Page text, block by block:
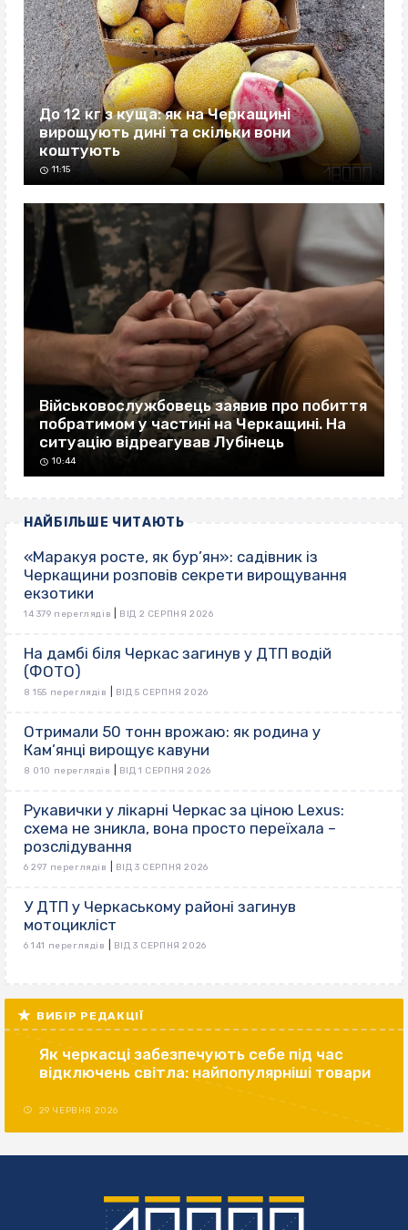
До 12 кг з куща: як на Черкащині
вирощують дині та скільки вони
коштують
11:15
Військовослужбовець заявив про побиття
побратимом у частині на Черкащині. На
ситуацію відреагував Лубінець
10:44
НАЙБІЛЬШЕ ЧИТАЮТЬ
«Маракуя росте, як бур’ян»: садівник із
Черкащини розповів секрети вирощування
екзотики
14 379 переглядів ВІД 2 СЕРПНЯ 2026
На дамбі біля Черкас загинув у ДТП водій
(ФОТО)
8 155 переглядів ВІД 5 СЕРПНЯ 2026
Отримали 50 тонн врожаю: як родина у
Кам’янці вирощує кавуни
8 010 переглядів ВІД 1 СЕРПНЯ 2026
Рукавички у лікарні Черкас за ціною Lexus:
схема не зникла, вона просто переїхала –
розслідування
6 297 переглядів ВІД 3 СЕРПНЯ 2026
У ДТП у Черкаському районі загинув
мотоцикліст
6 141 переглядів ВІД 3 СЕРПНЯ 2026
ВИБІР РЕДАКЦІЇ
Як черкасці забезпечують себе під час
відключень світла: найпопулярніші товари
29 ЧЕРВНЯ 2026